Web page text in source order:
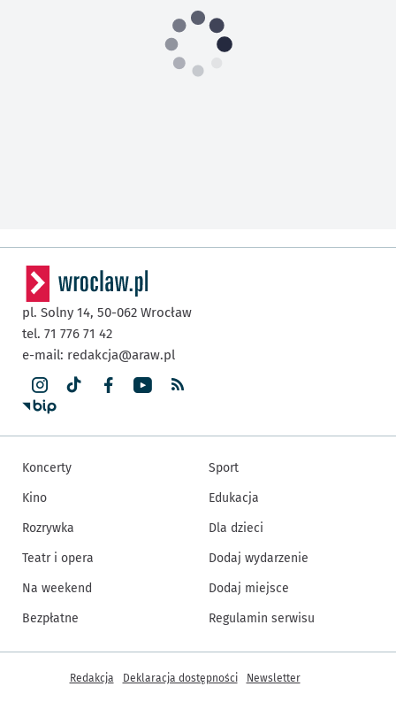
pl. Solny 14, 50-062 Wrocław
tel. 71 776 71 42
e-mail: redakcja@araw.pl
Koncerty
Kino
Rozrywka
Teatr i opera
Na weekend
Bezpłatne
Sport
Edukacja
Dla dzieci
Dodaj wydarzenie
Dodaj miejsce
Regulamin serwisu
Inne informacje
Redakcja Deklaracja dostępności Newsletter